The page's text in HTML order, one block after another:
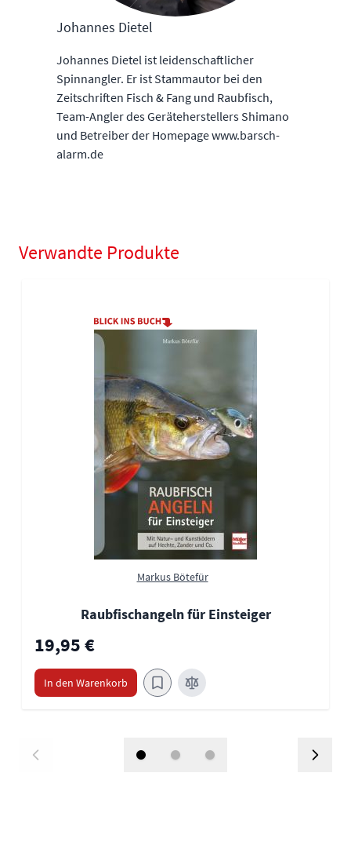
Johannes Dietel
Johannes Dietel ist leidenschaftlicher
Spinnangler. Er ist Stammautor bei den
Zeitschriften Fisch & Fang und Raubfisch,
Team-Angler des Geräteherstellers Shimano
und Betreiber der Homepage www.barsch-
alarm.de
Verwandte Produkte
Markus Bötefür
Raubfischangeln für Einsteiger
19,95 €
In den Warenkorb